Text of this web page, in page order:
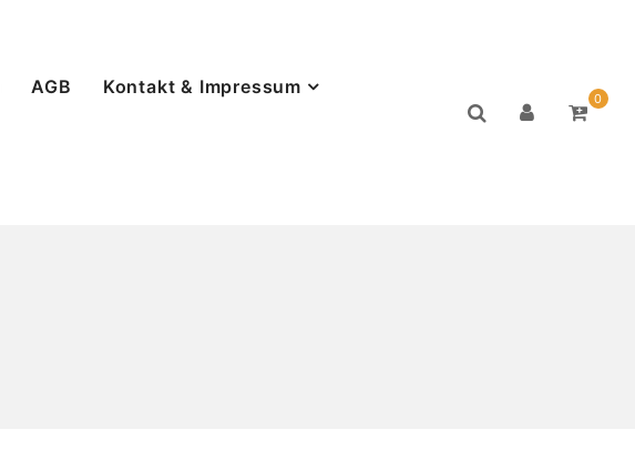
AGB Kontakt & Impressum
0